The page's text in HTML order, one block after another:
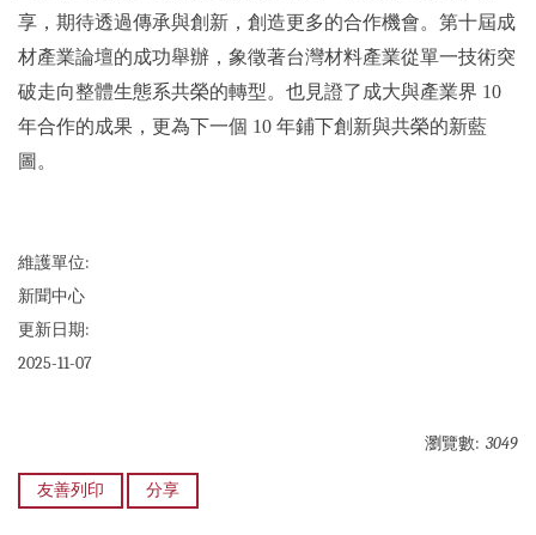
享，期待透過傳承與創新，創造更多的合作機會。第十屆成
材產業論壇的成功舉辦，象徵著台灣材料產業從單一技術突
破走向整體生態系共榮的轉型。也見證了成大與產業界 10
年合作的成果，更為下一個 10 年鋪下創新與共榮的新藍
圖。
維護單位:
新聞中心
更新日期:
2025-11-07
瀏覽數: 3049
友善列印 分享